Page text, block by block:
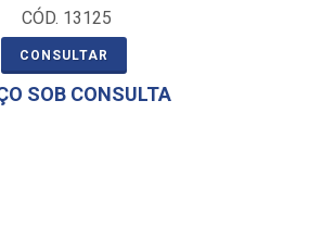
CÓD. 13125
CONSULTAR
SOB CONSULTA